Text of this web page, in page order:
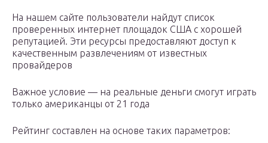
На нашем сайте пользователи найдут список
проверенных интернет площадок США с хорошей
репутацией. Эти ресурсы предоставляют доступ к
качественным развлечениям от известных
провайдеров
Важное условие — на реальные деньги смогут играть
только американцы от 21 года
Рейтинг составлен на основе таких параметров: